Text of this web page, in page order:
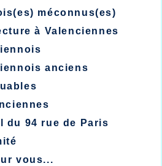
méconnus(es)
à Valenciennes
anciens
du 94 rue de Paris
vous...